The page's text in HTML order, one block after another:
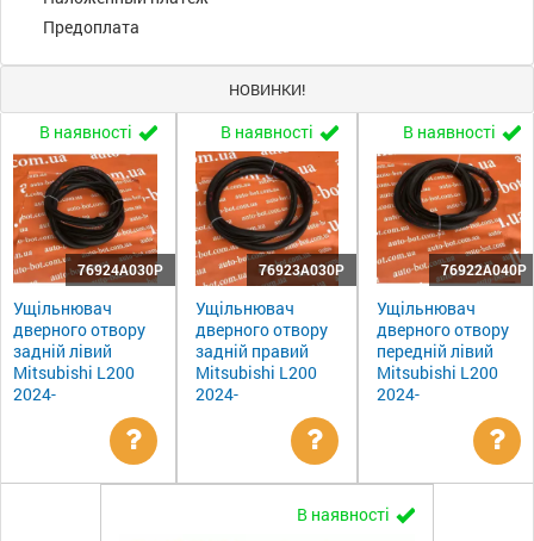
Предоплата
НОВИНКИ!
В наявності
76924A030P
Ущільнювач
дверного отвору
задній лівий
Mitsubishi L200
2024-
Уточнити
В наявності
76923A030P
Ущільнювач
дверного отвору
задній правий
Mitsubishi L200
2024-
Уточнити
ціну
В наявності
76922A040P
Ущільнювач
дверного отвору
передній лівий
Mitsubishi L200
2024-
В наявності